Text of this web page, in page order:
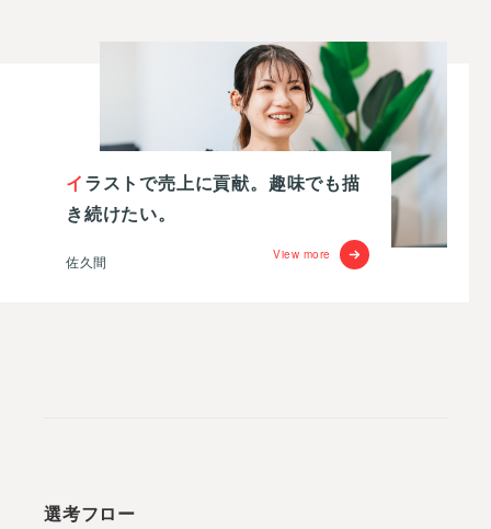
イラストで売上に貢献。趣味でも描
き続けたい。
佐久間 View more
選考フロー